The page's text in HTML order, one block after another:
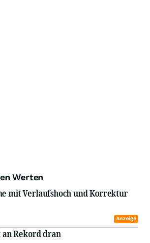
Werten
mit Verlaufshoch und Korrektur
Anzeige
Rekord dran